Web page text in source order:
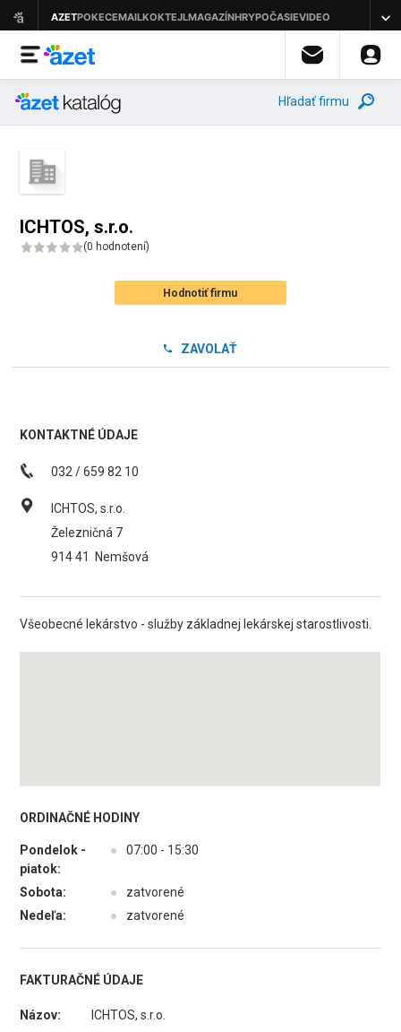
Hľadať firmu
ICHTOS, s.r.o.
(0 hodnotení)
Hodnotiť firmu
ZAVOLAŤ
KONTAKTNÉ ÚDAJE
032 / 659 82 10
ICHTOS, s.r.o.
Železničná 7
914 41
Nemšová
Všeobecné lekárstvo - služby základnej lekárskej starostlivosti.
ORDINAČNÉ HODINY
Pondelok -
piatok:
● 07:00 - 15:30
Sobota: ●
zatvorené
Nedeľa:
● zatvorené
FAKTURAČNÉ ÚDAJE
Názov:
ICHTOS, s.r.o.